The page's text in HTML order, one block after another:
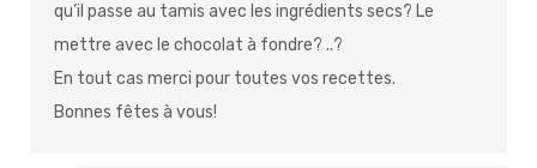
qu’il passe au tamis avec les ingrédients secs? Le
mettre avec le chocolat à fondre? ..?
En tout cas merci pour toutes vos recettes.
Bonnes fêtes à vous!